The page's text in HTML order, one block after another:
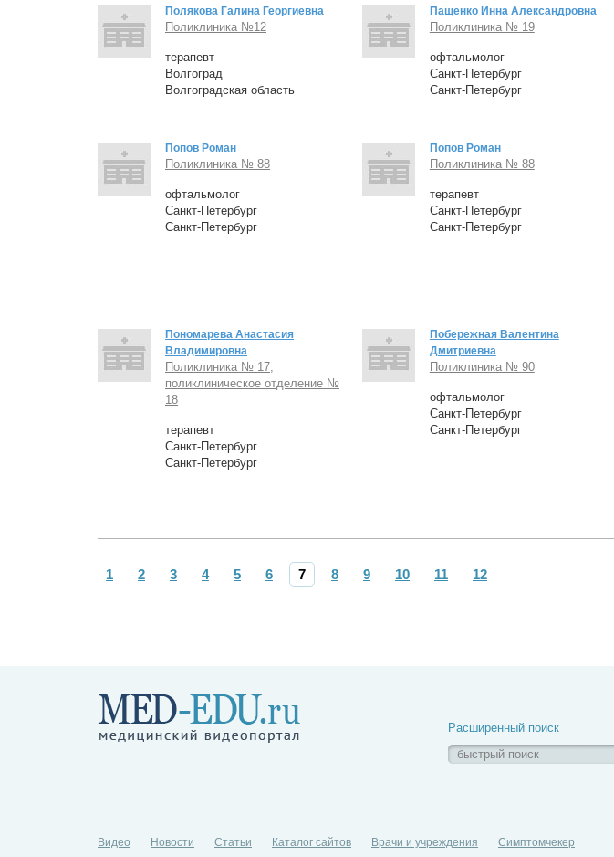
Полякова Галина Георгиевна
Поликлиника №12
терапевт
Волгоград
Волгоградская область
Пащенко Инна Александровна
Поликлиника № 19
офтальмолог
Санкт-Петербург
Санкт-Петербург
Попов Роман
Поликлиника № 88
офтальмолог
Санкт-Петербург
Санкт-Петербург
Попов Роман
Поликлиника № 88
терапевт
Санкт-Петербург
Санкт-Петербург
Пономарева Анастасия
Владимировна
Поликлиника № 17,
поликлиническое отделение №
18
терапевт
Санкт-Петербург
Санкт-Петербург
Побережная Валентина
Дмитриевна
Поликлиника № 90
офтальмолог
Санкт-Петербург
Санкт-Петербург
1 2 3 4 5 6 7 8 9 10 11 12
Расширенный поиск
Видео Новости Статьи Каталог сайтов Врачи и учреждения Симптомчекер